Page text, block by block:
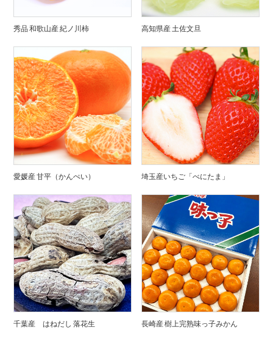
秀品 和歌山産 紀ノ川柿 高知県産 土佐文旦
愛媛産 甘平（かんぺい） 埼玉産いちご「べにたま」
千葉産 はねだし 落花生 長崎産 樹上完熟味っ子みかん